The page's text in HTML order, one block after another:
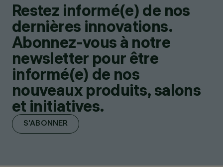
Restez informé(e) de nos
dernières innovations.
Abonnez-vous à notre
newsletter pour être
informé(e) de nos
nouveaux produits, salons
et initiatives.
S'ABONNER